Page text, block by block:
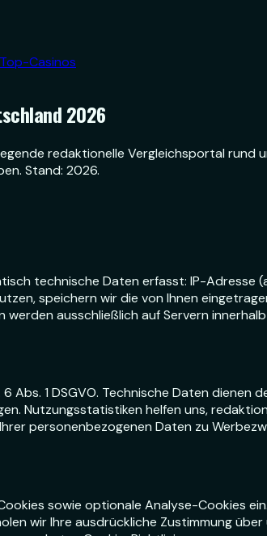
Top-Casinos
2026
redaktionelle Vergleichsportal rund
Stand: 2026.
technische Daten erfasst: IP-Adresse
speichern wir die von Ihnen
werden ausschließlich auf Servern
Abs. 1 DSGVO. Technische Daten
Nutzungsstatistiken helfen uns,
personenbezogenen Daten zu
sowie optionale Analyse-Cookies
wir Ihre ausdrückliche Zustimmung